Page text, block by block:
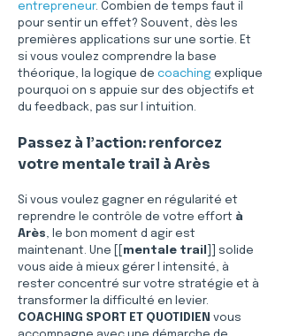
entrepreneur. Combien de temps faut il
pour sentir un effet? Souvent, dès les
premières applications sur une sortie. Et
si vous voulez comprendre la base
théorique, la logique de coaching explique
pourquoi on s appuie sur des objectifs et
du feedback, pas sur l intuition.
Passez à l’action: renforcez
votre mentale trail à Arès
Si vous voulez gagner en régularité et
reprendre le contrôle de votre effort à
Arès, le bon moment d agir est
maintenant. Une [[ mentale trail
]] solide
vous aide à mieux gérer l intensité, à
rester concentré sur votre stratégie et à
transformer la difficulté en levier.
COACHING SPORT ET QUOTIDIEN vous